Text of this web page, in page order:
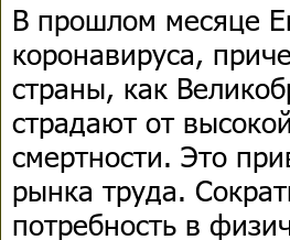
В прошлом месяце
коронавируса,
страны, как
страдают от высокой
смертности. Это
рынка труда.
потребность в